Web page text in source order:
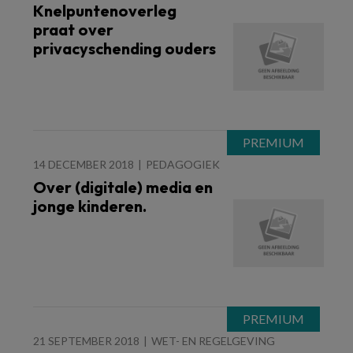
Knelpuntenoverleg
praat over
privacyschending ouders
14 DECEMBER 2018 PEDAGOGIEK
Over (digitale) media en
jonge kinderen.
21 SEPTEMBER 2018 WET- EN REGELGEVING